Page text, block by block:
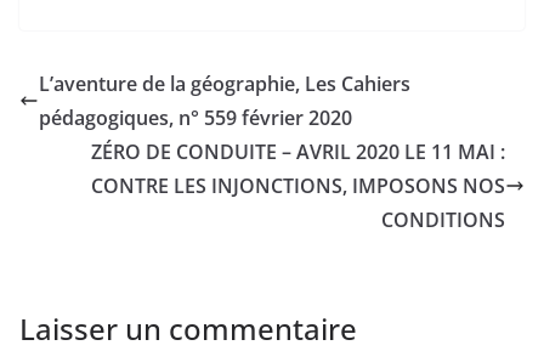
L’aventure de la géographie, Les Cahiers
pédagogiques, n° 559 février 2020
ZÉRO DE CONDUITE – AVRIL 2020 LE 11 MAI :
CONTRE LES INJONCTIONS, IMPOSONS NOS
CONDITIONS
Laisser un commentaire